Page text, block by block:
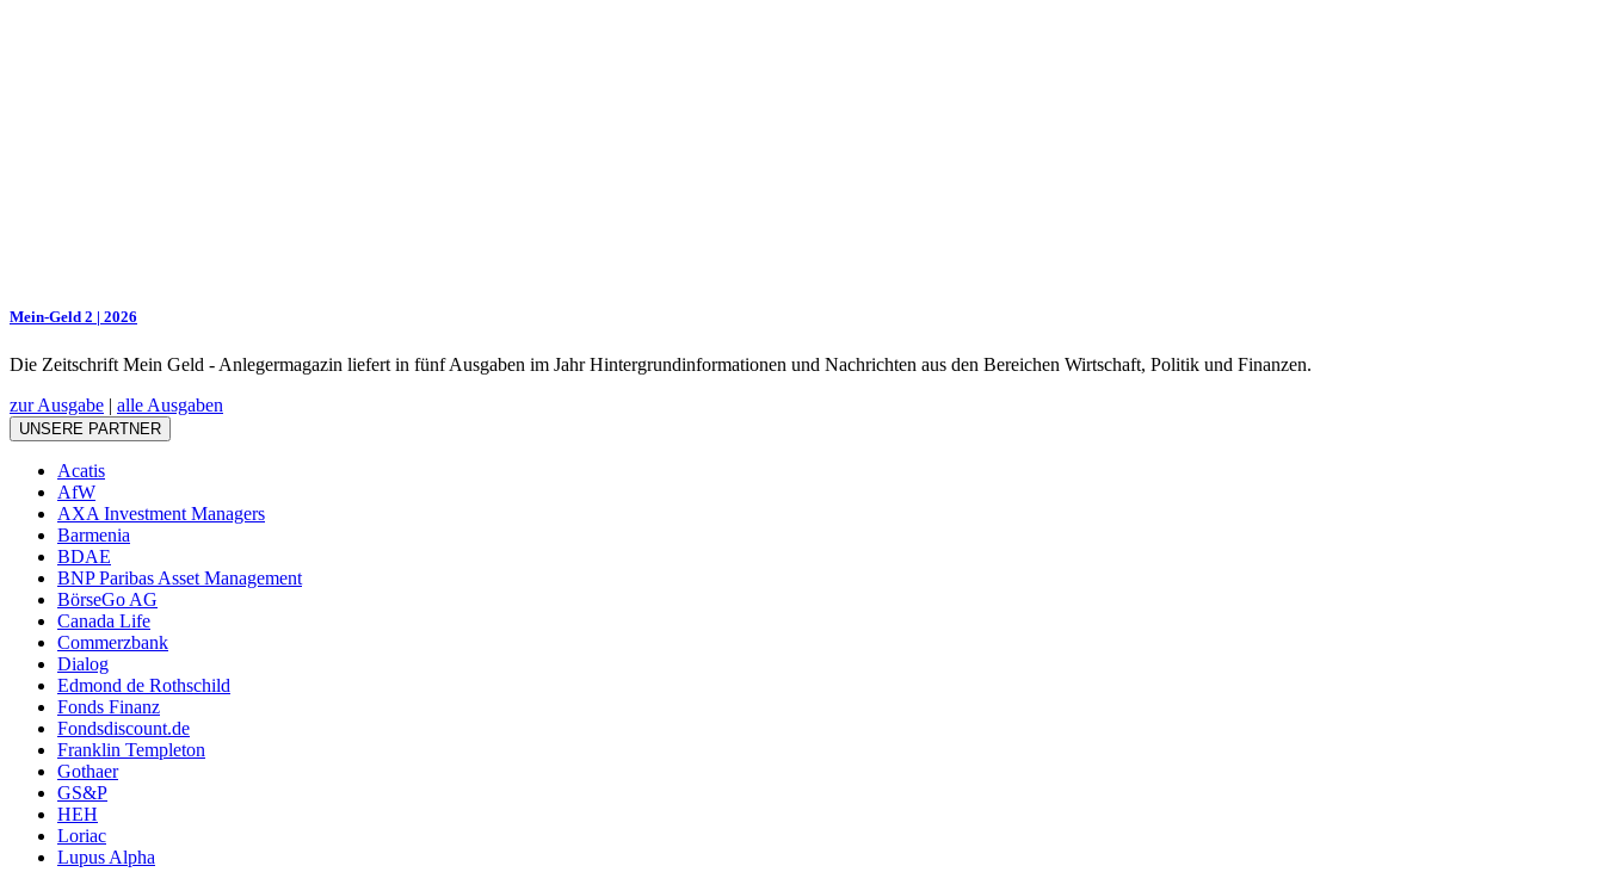
Mein-Geld 2 | 2026
Die Zeitschrift Mein Geld - Anlegermagazin liefert in fünf Ausgaben im Jahr Hintergrundinformationen und Nachrichten aus den Bereichen Wirtschaft, Politik und Finanzen.
zur Ausgabe | alle Ausgaben
UNSERE PARTNER
Acatis
AfW
AXA Investment Managers
Barmenia
BDAE
BNP Paribas Asset Management
BörseGo AG
Canada Life
Commerzbank
Dialog
Edmond de Rothschild
Fonds Finanz
Fondsdiscount.de
Franklin Templeton
Gothaer
GS&P
HEH
Loriac
Lupus Alpha